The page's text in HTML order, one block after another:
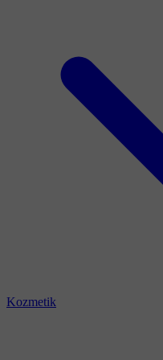
Kozmetik